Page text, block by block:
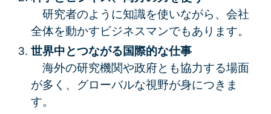
研究者のように知識を使いながら、会社
全体を動かすビジネスマンでもあります。
世界中とつながる国際的な仕事
海外の研究機関や政府とも協力する場面
が多く、グローバルな視野が身につきま
す。